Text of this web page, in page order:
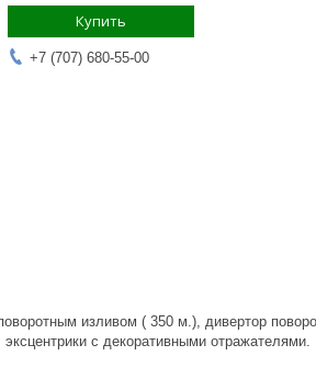
Купить
+7 (707) 680-55-00
изливом ( 350 м.), дивертор
с декоративными отражателями.